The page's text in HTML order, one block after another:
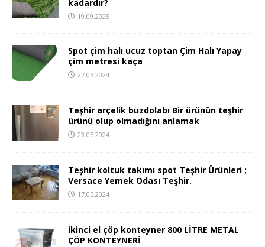
kadardır?
19.09.2025
Spot çim halı ucuz toptan Çim Halı Yapay
çim metresi kaça
27.05.2024
Teşhir arçelik buzdolabı Bir ürünün teşhir
ürünü olup olmadığını anlamak
23.05.2024
Teşhir koltuk takımı spot Teşhir Ürünleri ;
Versace Yemek Odası Teşhir.
17.05.2024
ikinci el çöp konteyner 800 LİTRE METAL
ÇÖP KONTEYNERİ